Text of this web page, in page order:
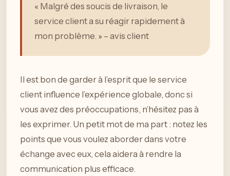
« Malgré des soucis de livraison, le
service client a su réagir rapidement à
mon problème. » – avis client
Il est bon de garder à l’esprit que le service
client influence l’expérience globale, donc si
vous avez des préoccupations, n’hésitez pas à
les exprimer. Un petit mot de ma part : notez les
points que vous voulez aborder dans votre
échange avec eux, cela aidera à rendre la
communication plus efficace.